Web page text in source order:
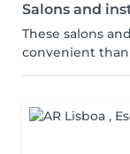
Salons and
These salons
convenient